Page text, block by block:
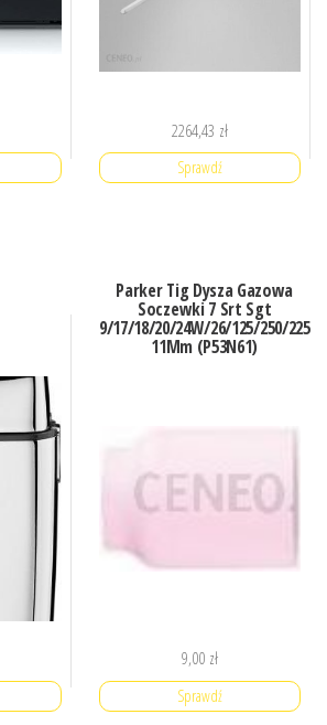
2264,43 zł
Sprawdź
Parker Tig Dysza Gazowa
Soczewki 7 Srt Sgt
9/17/18/20/24W/26/125/250/225
11Mm (P53N61)
9,00 zł
Sprawdź